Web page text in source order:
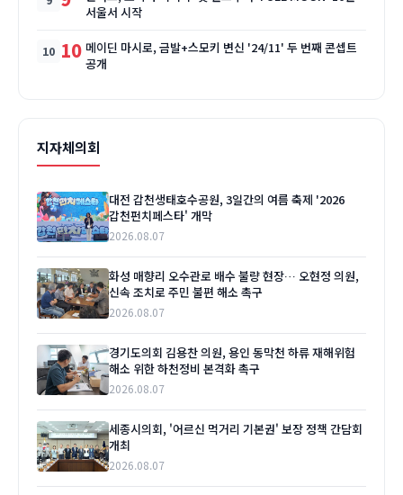
서울서 시작
10 메이딘 마시로, 금발+스모키 변신 '24/11' 두 번째 콘셉트
공개
지자체의회
대전 갑천생태호수공원, 3일간의 여름 축제 '2026
갑천펀치페스타' 개막
2026.08.07
화성 매향리 오수관로 배수 불량 현장… 오현정 의원,
신속 조치로 주민 불편 해소 촉구
2026.08.07
경기도의회 김용찬 의원, 용인 동막천 하류 재해위험
해소 위한 하천정비 본격화 촉구
2026.08.07
세종시의회, '어르신 먹거리 기본권' 보장 정책 간담회
개최
2026.08.07